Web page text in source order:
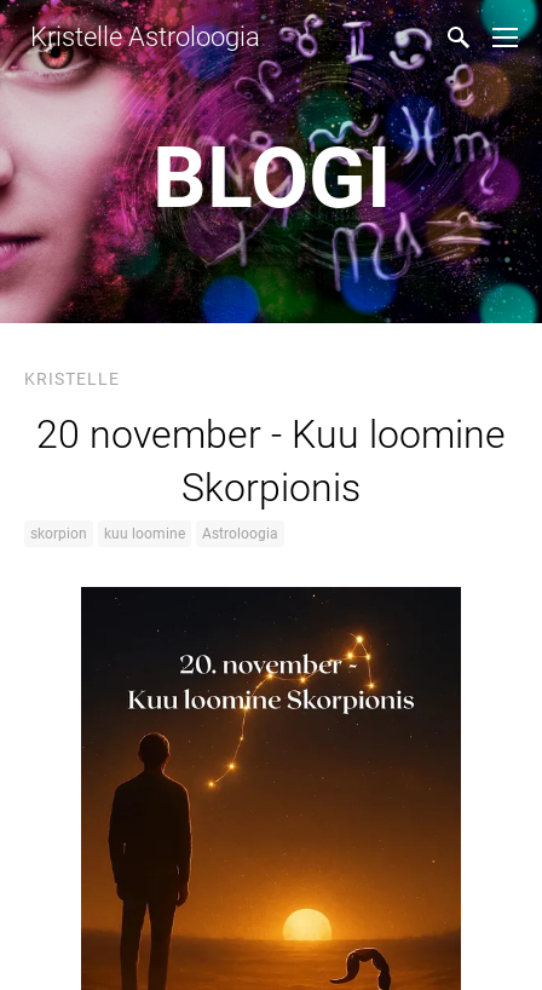
Kristelle Astroloogia
BLOGI
KRISTELLE
20 november - Kuu loomine
Skorpionis
skorpion kuu loomine Astroloogia